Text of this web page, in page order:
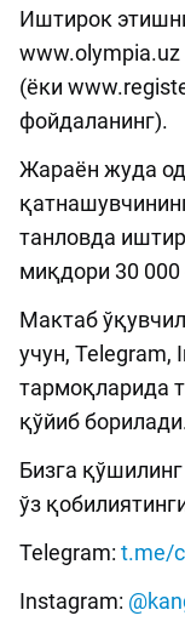
Иштирок
(ёки
фойдаланинг).
Жараён жуда
танловда
миқдори 30 000
Мактаб
учун, Telegram,
тармоқларида
қўйиб
Бизга
ўз
Telegram: t.me/
Instagram: